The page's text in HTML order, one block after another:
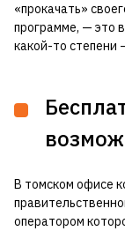
«прокачать»
программе, — это
какой-то степени
В томском офисе
оператором